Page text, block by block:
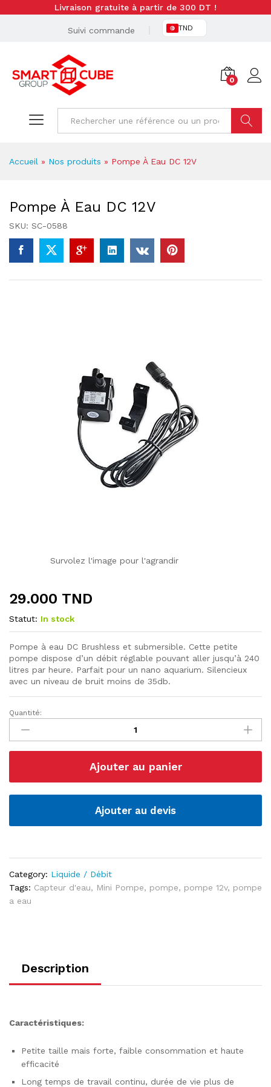
Livraison gratuite à partir de 300 DT !
Suivi commande TND
0
Accueil » Nos produits » Pompe À Eau DC 12V
Pompe À Eau DC 12V
SKU: SC-0588
Survolez l'image pour l'agrandir
29.000 TND
Statut: In stock
Pompe à eau DC Brushless et submersible. Cette petite
pompe dispose d’un débit réglable pouvant aller jusqu’à 240
litres par heure. Parfait pour un nano aquarium. Silencieux
avec un niveau de bruit moins de 35db.
Pompe
Eau
DC
quantité
Quantité:
Ajouter au panier
Ajouter au devis
Category: Liquide / Débit
Tags: Capteur d'eau, Mini Pompe, pompe, pompe 12v, pompe
a eau
Description
Caractéristiques:
Petite taille mais forte, faible consommation et haute
efficacité
Long temps de travail continu, durée de vie plus de